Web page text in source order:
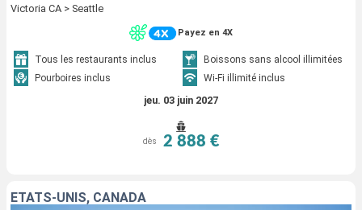
Victoria CA > Seattle
Payez en 4X
Tous les restaurants inclus
Boissons sans alcool illimitées
Pourboires inclus
Wi-Fi illimité inclus
jeu. 03 juin 2027
dès 2 888 €
ÉTATS-UNIS, CANADA